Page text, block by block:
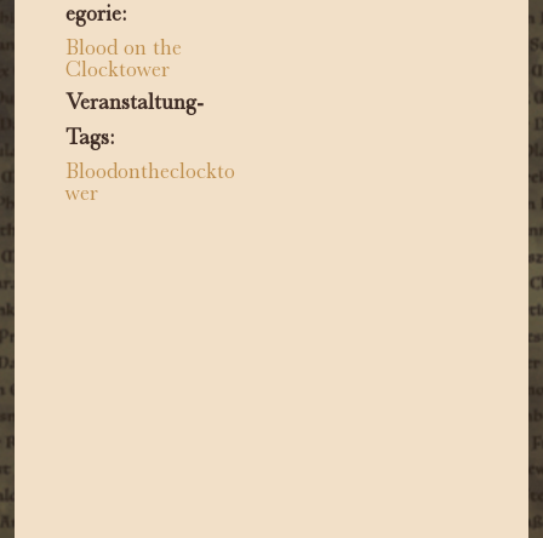
egorie:
Blood on the
Clocktower
Veranstaltung-
Tags:
Bloodontheclockto
wer